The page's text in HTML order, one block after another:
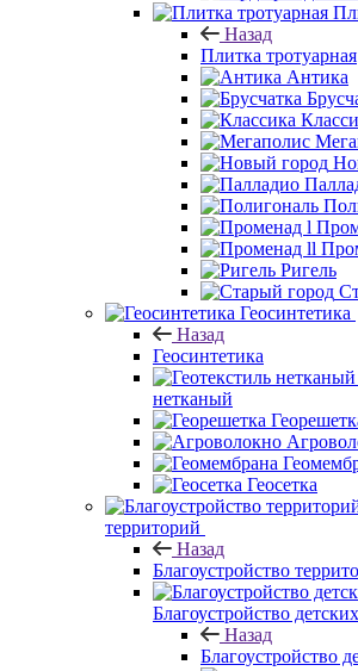
Назад
Плитка тротуарная
Антика
Ригель
Геосинтетика
Назад
Геосинтетика
нетканый
Геосетка
территорий
Назад
Благоустройство
Благоустройство
Назад
Благоустройство